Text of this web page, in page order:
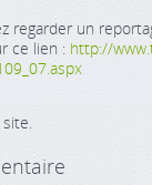
regarder un
ce lien : http://